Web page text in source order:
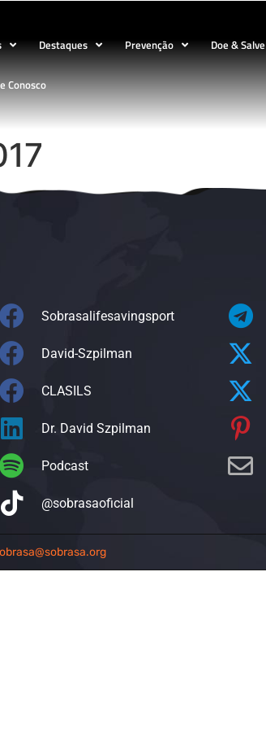
Destaques Prevenção Doe & Salve
Conosco
Sobrasalifesavingsport
David-Szpilman
CLASILS
Dr. David Szpilman
Podcast
@sobrasaoficial